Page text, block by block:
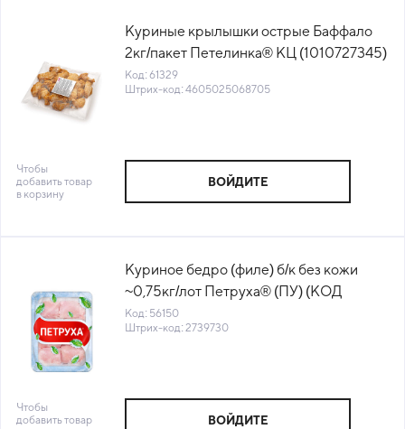
Куриные крылышки острые Баффало
2кг/пакет Петелинка® КЦ (1010727345)
(КОД 61329) (-18°С)
Код: 61329
Штрих-код: 4605025068705
Чтобы
добавить товар
в корзину
ВОЙДИТЕ
Куриное бедро (филе) б/к без кожи
~0,75кг/лот Петруха® (ПУ) (КОД
56150) (-18°С)
Код: 56150
Штрих-код: 2739730
Чтобы
добавить товар
ВОЙДИТЕ